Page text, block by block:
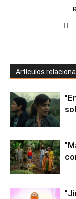
Artículos